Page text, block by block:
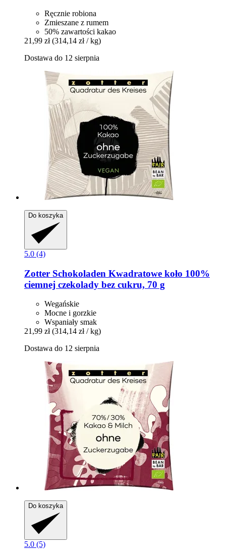
Ręcznie robiona
Zmieszane z rumem
50% zawartości kakao
21,99 zł (314,14 zł / kg)
Dostawa do 12 sierpnia
Do koszyka
5.0 (4)
Zotter Schokoladen Kwadratowe koło 100%
ciemnej czekolady bez cukru, 70 g
Wegańskie
Mocne i gorzkie
Wspaniały smak
21,99 zł (314,14 zł / kg)
Dostawa do 12 sierpnia
Do koszyka
5.0 (5)